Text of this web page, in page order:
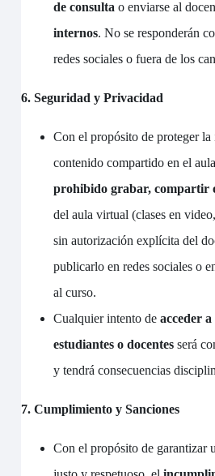
de consulta o enviarse al
internos. No se responderán
redes sociales o fuera de los
6. Seguridad y Privacidad
Con el propósito de proteger
contenido compartido en el
prohibido grabar, compartir
del aula virtual (clases en
sin autorización explícita del
publicarlo en redes sociales o
al curso.
Cualquier intento deacceder
estudiantes o docentes será
y tendrá consecuencias
7. Cumplimiento y Sanciones
Con el propósito de garantizar